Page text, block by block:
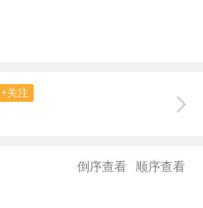
+关注
顺序查看
倒序查看